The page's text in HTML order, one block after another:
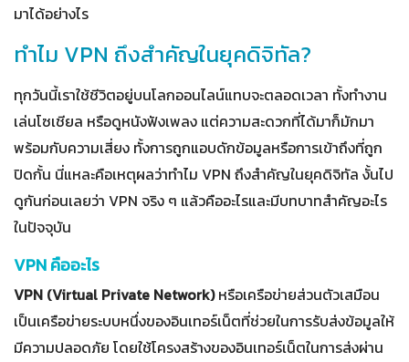
มาได้อย่างไร
ทำไม VPN ถึงสำคัญในยุคดิจิทัล?
ทุกวันนี้เราใช้ชีวิตอยู่บนโลกออนไลน์แทบจะตลอดเวลา ทั้งทำงาน
เล่นโซเชียล หรือดูหนังฟังเพลง แต่ความสะดวกที่ได้มาก็มักมา
พร้อมกับความเสี่ยง ทั้งการถูกแอบดักข้อมูลหรือการเข้าถึงที่ถูก
ปิดกั้น นี่แหละคือเหตุผลว่าทำไม VPN ถึงสำคัญในยุคดิจิทัล งั้นไป
ดูกันก่อนเลยว่า VPN จริง ๆ แล้วคืออะไรและมีบทบาทสำคัญอะไร
ในปัจจุบัน
VPN คืออะไร
VPN (Virtual Private Network)หรือเครือข่ายส่วนตัวเสมือน
เป็นเครือข่ายระบบหนึ่งของอินเทอร์เน็ตที่ช่วยในการรับส่งข้อมูลให้
มีความปลอดภัย โดยใช้โครงสร้างของอินเทอร์เน็ตในการส่งผ่าน